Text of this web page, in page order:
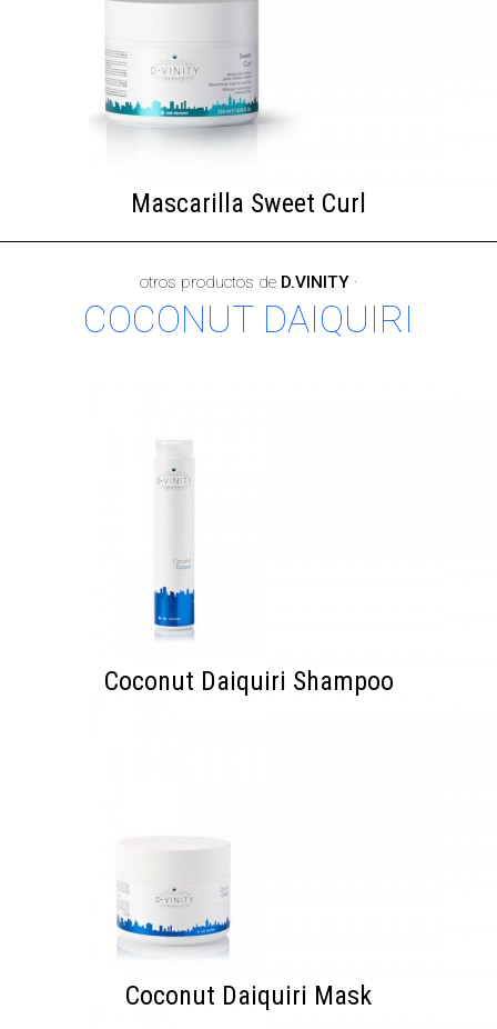
Mascarilla Sweet Curl
otros productos de D.VINITY·
COCONUT DAIQUIRI
Coconut Daiquiri Shampoo
Coconut Daiquiri Mask